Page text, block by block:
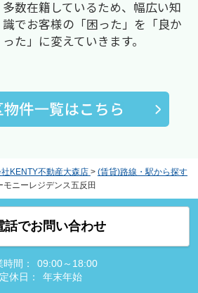
多数在籍しているため、幅広い知
識でお客様の「困った」を「良か
った」に変えていきます。
KENTY不動産大森店 > (賃貸)路線・駅から探す
モニーレジデンス五反田
話でお問い合わせ
間：
09:00～18:00
定休日：
年末年始